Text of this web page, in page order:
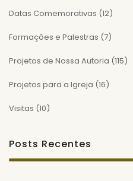
Datas Comemorativas (12)
Formações e Palestras (7)
Projetos de Nossa Autoria (115)
Projetos para a Igreja (16)
Visitas (10)
Posts Recentes